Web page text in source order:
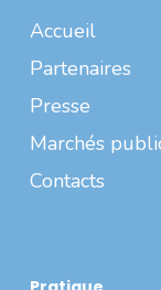
Accueil
Partenaires
Presse
Marchés
Contacts